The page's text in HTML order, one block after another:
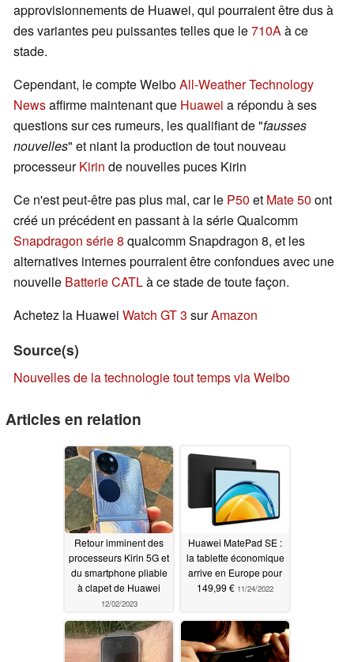
approvisionnements de Huawei, qui pourraient être dus à
des variantes peu puissantes telles que le710Aà ce
stade.
Cependant, le compte WeiboAll-Weather Technology
Newsaffirme maintenant que Huawei a répondu à ses
questions sur ces rumeurs, les qualifiant de "fausses
nouvelles" et niant la production de tout nouveau
processeurKirin de nouvelles puces Kirin
Ce n'est peut-être pas plus mal, car le P50 et Mate 50 ont
créé un précédent en passant à la série Qualcomm
Snapdragon série 8 qualcomm Snapdragon 8, et les
alternatives internes pourraient être confondues avec une
nouvelle Batterie CATLà ce stade de toute façon.
Achetez la Huawei Watch GT 3 surAmazon
Source(s)
Nouvelles de la technologie tout temps via Weibo
Articles en relation
Retour imminent des
processeurs Kirin 5G et
du smartphone pliable
à clapet de Huawei
12/02/2023
Huawei MatePad SE :
la tablette économique
arrive en Europe pour
149,99 € 11/24/2022